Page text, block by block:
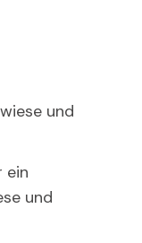
und
ein
und